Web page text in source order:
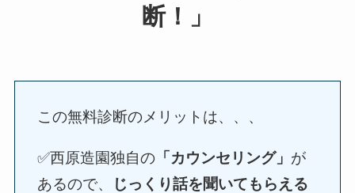
断！」
この無料診断のメリットは、、、
✅西原造園独自の 「カウンセリング」 が
あるので、
じっくり話を聞いてもらえる